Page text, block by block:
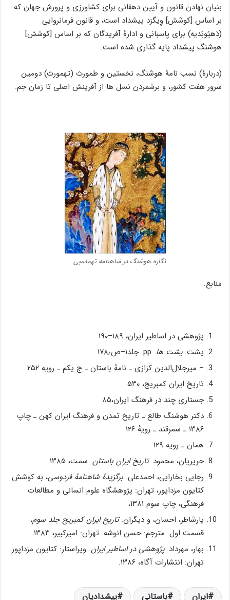
بنیان نهادن قانون و آیین دهقانی برای کشاورزی و پرورش جهان که
بر اساس [کوشش] وِیگرَد پیشداد است، و قانون فرمانروایی
(دَهیُوبَدیه) برای پاسبانی و ادارۀ آفریدگان که بر اساس [کوشش]
هوشنگ پیشداد پایه گذاری شده است.
(دربارۀ) نسب نامۀ هوشنگ، نخستین و طمورث (تهمورث) دومین
سرور هفت کشور، و برشمردن نسل ها از آفرینش اصلی تا زمان جم.
نگاره هوشنگ در شاهنامه تهماسبی
منابع:
پژوهشی در اساطیر ایران، ۱۸۹–۱۹۰
یشت.یشت ها. pp. جلد۱–ص۱۷۸٫
– میرجلال‌الدین کزازی ـ نامهٔ باستان ـ ج یکم ـ رویه ۲۵۲
تاریخ ایران کمبریج، ۵۳۰
جستاری چند در فرهنگ ایران،۸۵
دکتر هوشنگ طالع ـ تاریخ تمدن و فرهنگ ایران کهن ـ چاپ
۱۳۸۶ ـ سمرقند ـ رویهٔ ۱۲۶
همان ـ رویه ۱۲۹
حریریان، محمود.تاریخ ایران باستان. سمت، ۱۳۸۵.
رجایی بخارایی، احمدعلی. برگزیدهٔ شاهنامهٔ فردوسی، به کوشش
کتایون مزداپور، تهران: پژوهشگاه علوم انسانی و مطالعات
فرهنگی، چاپ سوم ۱۳۸۱،
یارشاطر، احسان، و دیگران.تاریخ ایران کمبریج جلد سوم،
قسمت اول. مترجم: حسن انوشه. تهران: امیرکبیر، ۱۳۸۳.
بهار، مهرداد.پژوهشی در اساطیر ایران. ویراستار: کتایون مزداپور.
تهران: انتشارات آگاه، ۱۳۸۶.
ایران باستانی پیشدادیان